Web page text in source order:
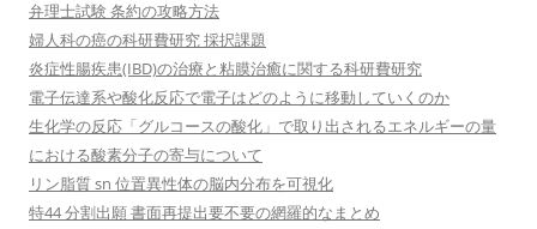
弁理士試験 条約の攻略方法
婦人科の癌の科研費研究 採択課題
炎症性腸疾患(IBD)の治療と粘膜治癒に関する科研費研究
電子伝達系や酸化反応で電子はどのように移動していくのか
生化学の反応「グルコースの酸化」で取り出されるエネルギーの量
における酸素分子の寄与について
リン脂質 sn 位置異性体の脳内分布を可視化
特44 分割出願 書面再提出要不要の網羅的なまとめ